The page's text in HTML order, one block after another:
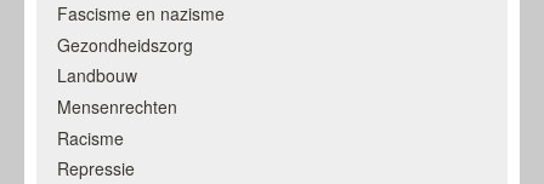
Fascisme en nazisme
Gezondheidszorg
Landbouw
Mensenrechten
Racisme
Repressie